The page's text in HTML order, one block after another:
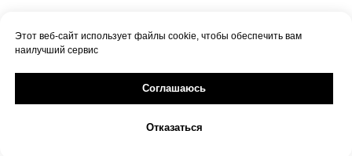
Этот веб-сайт использует файлы cookie, чтобы обеспечить вам
наилучший сервис
Соглашаюсь
Отказаться